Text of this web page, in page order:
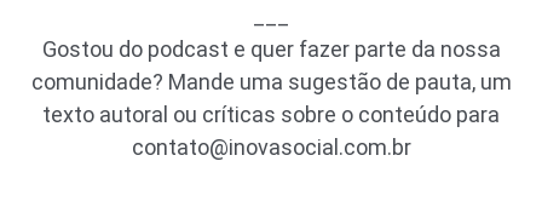
Gostou do podcast e quer fazer parte da nossa
comunidade? Mande uma sugestão de pauta, um
texto autoral ou críticas sobre o conteúdo para
contato@inovasocial.com.br